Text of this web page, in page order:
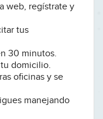
web, regístrate y
tus
30 minutos.
domicilio.
oficinas y se
manejando